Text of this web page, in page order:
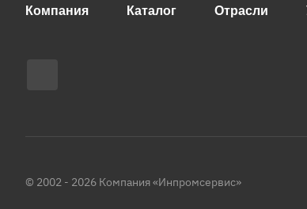
Компания Каталог Отрасли
© 2002 - 2026 Компания «Инпромсервис»